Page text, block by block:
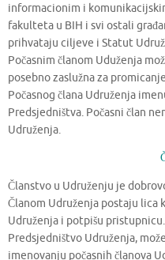
informacionim i
fakulteta u BIH i svi ostali
prihvataju ciljeve i Statut
Počasnim članom Uduženja
posebno zaslužna za
Počasnog člana Udruženja
Predsjedništva. Počasni član
Udruženja.
Članstvo u Udruženju je
Članom Udruženja postaju
Udruženja i potpišu pristupnicu.
Predsjedništvo Udruženja,
imenovanju počasnih članova